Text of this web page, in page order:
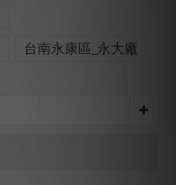
台南永康區_永大廠